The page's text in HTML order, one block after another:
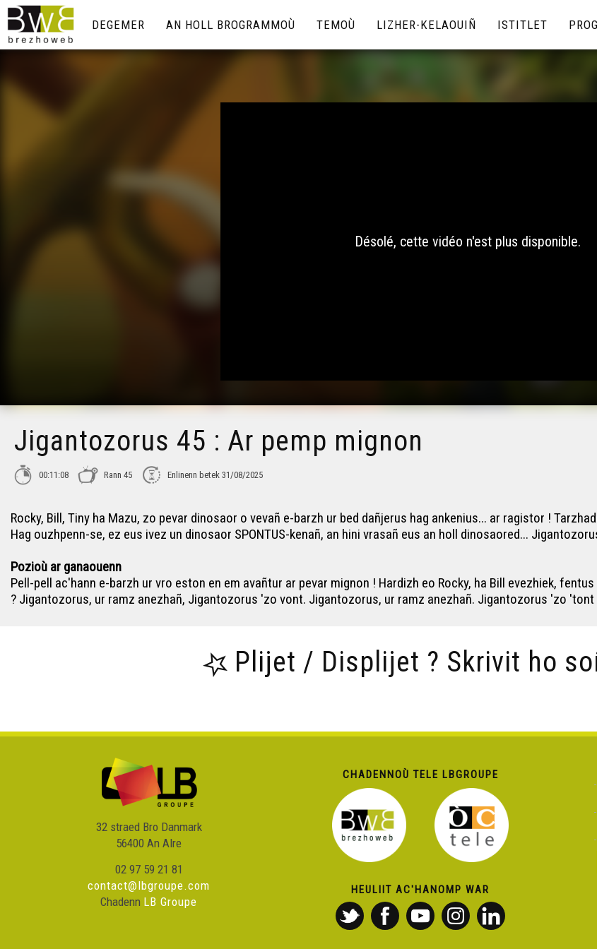
DEGEMER AN HOLL BROGRAMMOÙ TEMOÙ LIZHER-KELAOUIÑ ISTITLET
Désolé, cette vidéo n'est plus disponible.
Jigantozorus 45 : Ar pemp mignon
00:11:08 Rann 45 Enlinenn betek 31/08/2025
Rocky, Bill, Tiny ha Mazu, zo pevar dinosaor o vevañ e-barzh ur bed dañjerus hag ankenius... ar ragistor !
Hag ouzhpenn-se, ez eus ivez un dinosaor SPONTUS-kenañ, an hini vrasañ eus an holl dinosaored...
Pozioù ar ganaouenn
Pell-pell ac'hann e-barzh ur vro eston en em avañtur ar pevar mignon ! Hardizh eo Rocky, ha Bill evezhiek,
? Jigantozorus, ur ramz anezhañ, Jigantozorus 'zo vont. Jigantozorus, ur ramz anezhañ. Jigantozorus 'zo 'tont
Plijet / Displijet ? Skrivit ho
32 straed Bro Danmark
56400 An Alre
02 97 59 21 81
contact@lbgroupe.com
Chadenn LB Groupe
CHADENNOÙ TELE LBGROUPE
HEULIIT AC'HANOMP WAR